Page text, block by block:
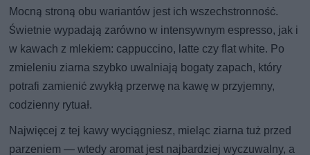
Mocną stroną obu wariantów jest ich wszechstronność.
Świetnie wypadają zarówno w intensywnym espresso, jak i
w kawach z mlekiem: cappuccino, latte czy flat white. Po
zmieleniu ziarna szybko uwalniają bogaty zapach, który
potrafi zamienić zwykłą przerwę na kawę w przyjemny,
codzienny rytuał.
Najwięcej z tej kawy wyciągniesz, mieląc ziarna tuż przed
parzeniem — wtedy aromat jest najbardziej wyczuwalny, a